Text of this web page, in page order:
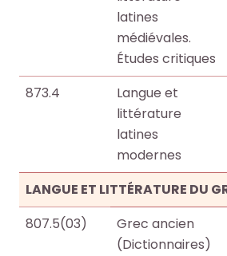
h
è
h
è
latines
médiévales.
Études critiques
873.4
Langue et
littérature
latines
modernes
LANGUE ET LITTÉRATURE DU
807.5(03)
Grec ancien
(Dictionnaires)